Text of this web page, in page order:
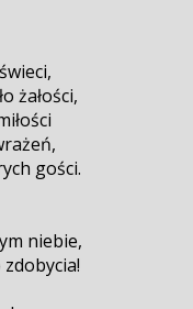
żałości,
gości.
niebie,
zdobycia!